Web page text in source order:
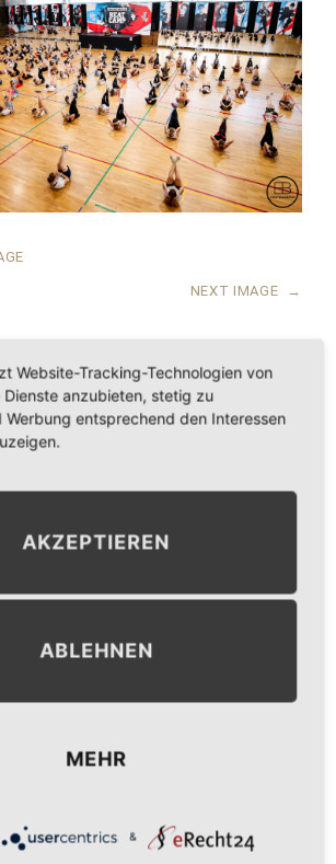
NEXT IMAGE →
Website-Tracking-Technologien von
Dienste anzubieten, stetig zu
Werbung entsprechend den Interessen
AKZEPTIEREN
ABLEHNEN
MEHR
&